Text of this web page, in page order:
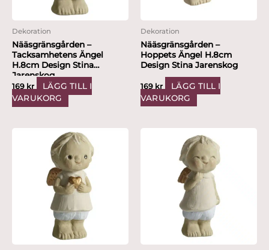
Dekoration
Nääsgränsgården –
Tacksamhetens Ängel
H.8cm Design Stina
Jarenskog
169 kr
LÄGG TILL I
VARUKORG
Dekoration
Nääsgränsgården –
Hoppets Ängel H.8cm
Design Stina Jarenskog
169 kr
LÄGG TILL I
VARUKORG